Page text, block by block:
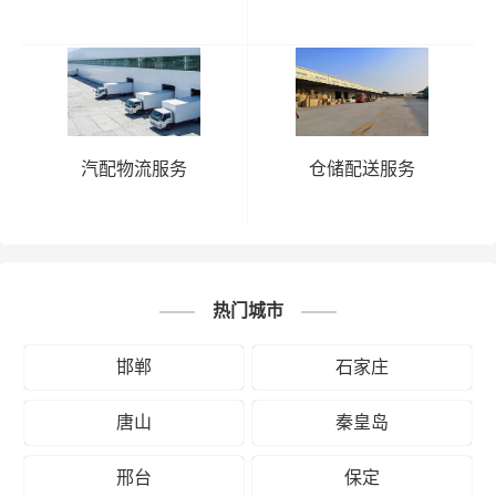
汽配物流服务 仓储配送服务
热门城市
邯郸 石家庄
唐山 秦皇岛
邢台 保定